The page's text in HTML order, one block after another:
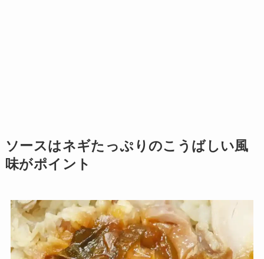
ソースはネギたっぷりのこうばしい風
味がポイント